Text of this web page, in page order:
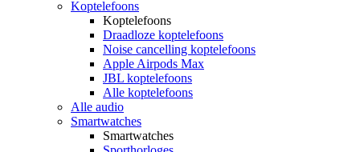
Koptelefoons
Koptelefoons
Draadloze koptelefoons
Noise cancelling koptelefoons
Apple Airpods Max
JBL koptelefoons
Alle koptelefoons
Alle audio
Smartwatches
Smartwatches